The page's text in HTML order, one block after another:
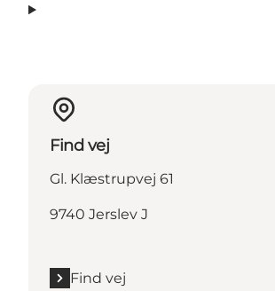
Find vej
Gl. Klæstrupvej 61
9740 Jerslev J
Find vej